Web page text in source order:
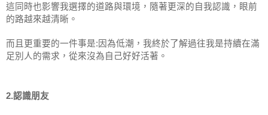
這同時也影響我選擇的道路與環境，隨著更深的自我認識，眼前
的路越來越清晰。
而且更重要的一件事是:因為低潮，我終於了解過往我是持續在滿
足別人的需求，從來沒為自己好好活著。
2.認識朋友